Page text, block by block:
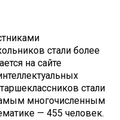
стали более
на сайте
стали
многочисленным
— 455 человек.